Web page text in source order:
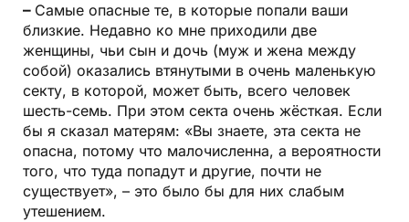
– Самые опасные те, в которые попали ваши
близкие. Недавно ко мне приходили две
женщины, чьи сын и дочь (муж и жена между
собой) оказались втянутыми в очень маленькую
секту, в которой, может быть, всего человек
шесть-семь. При этом секта очень жёсткая. Если
бы я сказал матерям: «Вы знаете, эта секта не
опасна, потому что малочисленна, а вероятности
того, что туда попадут и другие, почти не
существует», – это было бы для них слабым
утешением.